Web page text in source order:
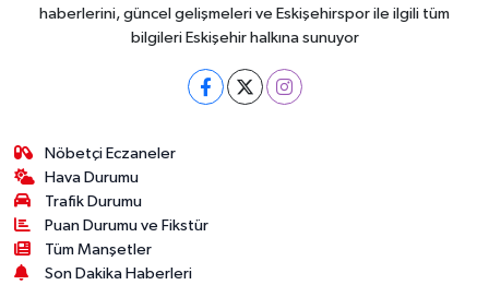
haberlerini, güncel gelişmeleri ve Eskişehirspor ile ilgili tüm
bilgileri Eskişehir halkına sunuyor
Nöbetçi Eczaneler
Hava Durumu
Trafik Durumu
Puan Durumu ve Fikstür
Tüm Manşetler
Son Dakika Haberleri